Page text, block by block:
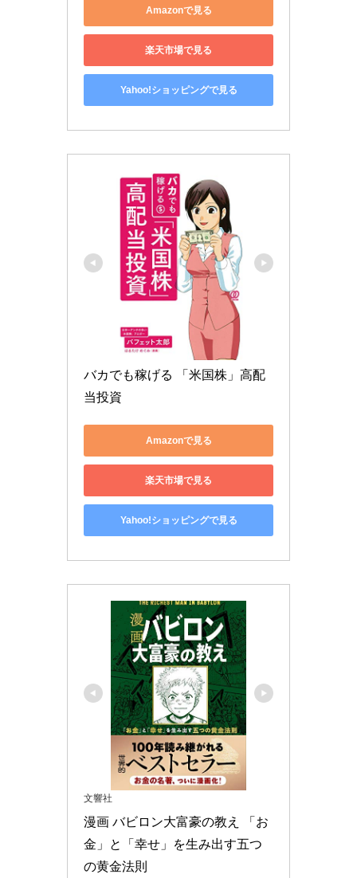
Amazonで見る
楽天市場で見る
Yahoo!ショッピングで見る
バカでも稼げる 「米国株」高配
当投資
Amazonで見る
楽天市場で見る
Yahoo!ショッピングで見る
文響社
漫画 バビロン大富豪の教え 「お
金」と「幸せ」を生み出す五つ
の黄金法則